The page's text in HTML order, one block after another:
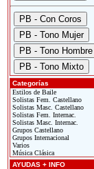
Categorías
Estilos de Baile
Solistas Fem. Castellano
Solistas Masc. Castellano
Solistas Fem. Internac.
Solistas Masc. Internac.
Grupos Castellano
Grupos Internacional
Varios
Música Clásica
AYUDAS + INFO